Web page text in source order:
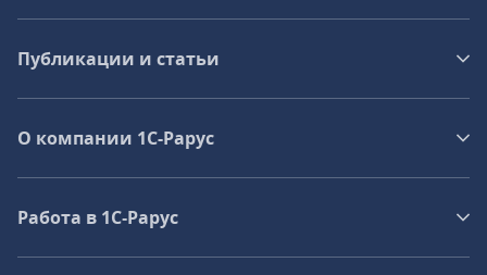
Публикации и статьи
О компании 1C-Рарус
Работа в 1С‑Рарус